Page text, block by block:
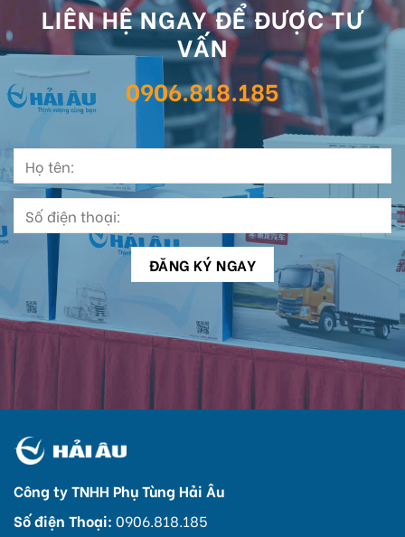
LIÊN HỆ NGAY ĐỂ ĐƯỢC TƯ
VẤN
0906.818.185
Công ty TNHH Phụ Tùng Hải Âu
Số điện Thoại: 0906.818.185